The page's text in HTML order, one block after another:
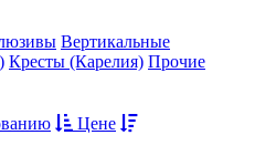
Вертикальные
Кресты (Карелия) Прочие
Цене